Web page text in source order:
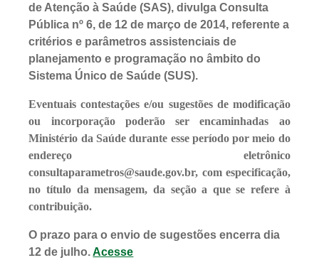
de Atenção à Saúde (SAS), divulga Consulta
Pública nº 6, de 12 de março de 2014, referente a
critérios e parâmetros assistenciais de
planejamento e programação no âmbito do
Sistema Único de Saúde (SUS).
Eventuais contestações e/ou sugestões de modificação
ou incorporação poderão ser encaminhadas ao
Ministério da Saúde durante esse período por meio do
endereço eletrônico
consultaparametros@saude.gov.br, com especificação,
no título da mensagem, da seção a que se refere à
contribuição.
O prazo para o envio de sugestões encerra dia
12 de julho.Acesse